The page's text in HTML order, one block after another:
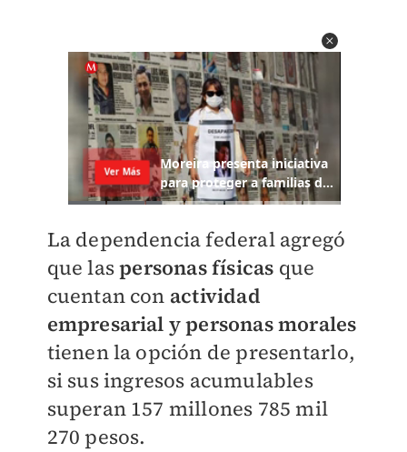
La dependencia federal agregó
que laspersonas físicas que
cuentan con actividad
empresarial y personas morales
tienen la opción de presentarlo,
si sus ingresos acumulables
superan 157 millones 785 mil
270 pesos.